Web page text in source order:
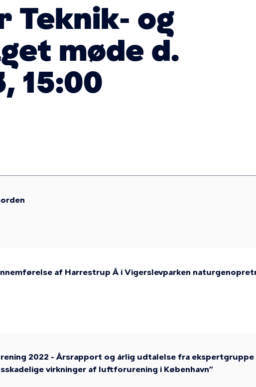
Teknik- og
møde d.
15:00
af Harrestrup Å i Vigerslevparken
2022 - Årsrapport og årlig udtalelse fra
virkninger af luftforurening i København”